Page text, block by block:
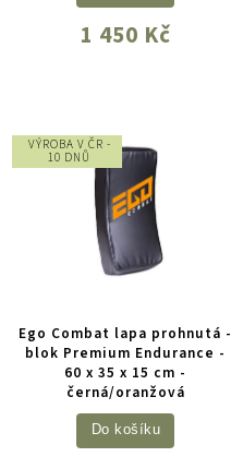
1 450 Kč
VÝROBA V ČR -
10 DNŮ
Ego Combat lapa prohnutá -
blok Premium Endurance -
60 x 35 x 15 cm -
černá/oranžová
Do košíku